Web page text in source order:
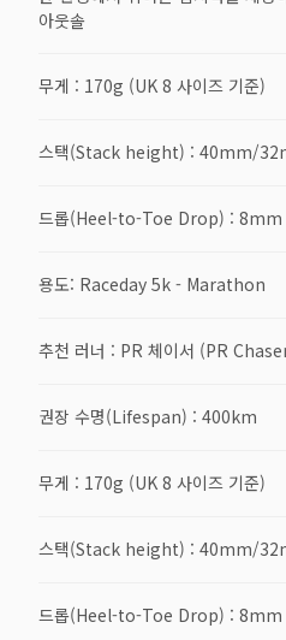
아웃솔
무게 : 170g (UK 8 사이즈 기준)
스택(Stack height) : 40mm/
드롭(Heel-to-Toe Drop) : 8mm
용도: Raceday 5k - Marathon
추천 러너 : PR 체이서 (PR
권장 수명(Lifespan) : 400km
무게 : 170g (UK 8 사이즈 기준)
스택(Stack height) : 40mm/
드롭(Heel-to-Toe Drop) : 8mm